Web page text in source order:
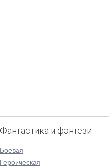
Фантастика и фэнтези
Боевая
Героическая